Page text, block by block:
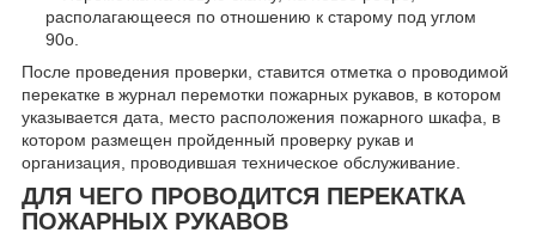
располагающееся по отношению к старому под углом
90о
После проведения проверки, ставится отметка о проводимой
перекатке в журнал перемотки пожарных рукавов, в котором
указывается дата, место расположения пожарного шкафа, в
котором размещен пройденный проверку рукав и
организация, проводившая техническое обслуживание.
ДЛЯ ЧЕГО ПРОВОДИТСЯ ПЕРЕКАТКА
ПОЖАРНЫХ РУКАВОВ